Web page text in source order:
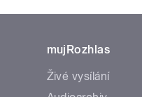
mujRozhlas
Živé vysílání